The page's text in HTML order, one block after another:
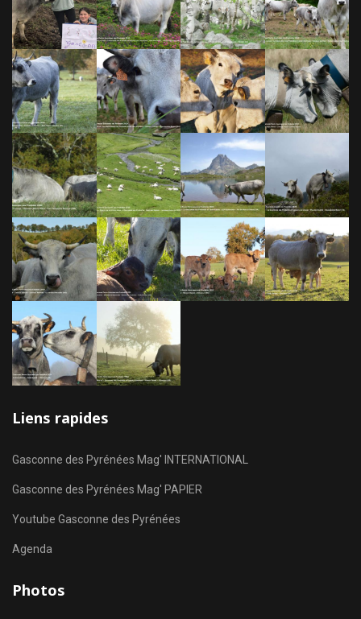
Liens rapides
Gasconne des Pyrénées Mag' INTERNATIONAL
Gasconne des Pyrénées Mag' PAPIER
Youtube Gasconne des Pyrénées
Agenda
Photos